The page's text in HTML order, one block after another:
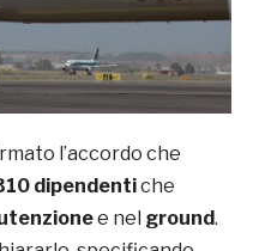
l’accordo che
dipendentiche
e nel ground.